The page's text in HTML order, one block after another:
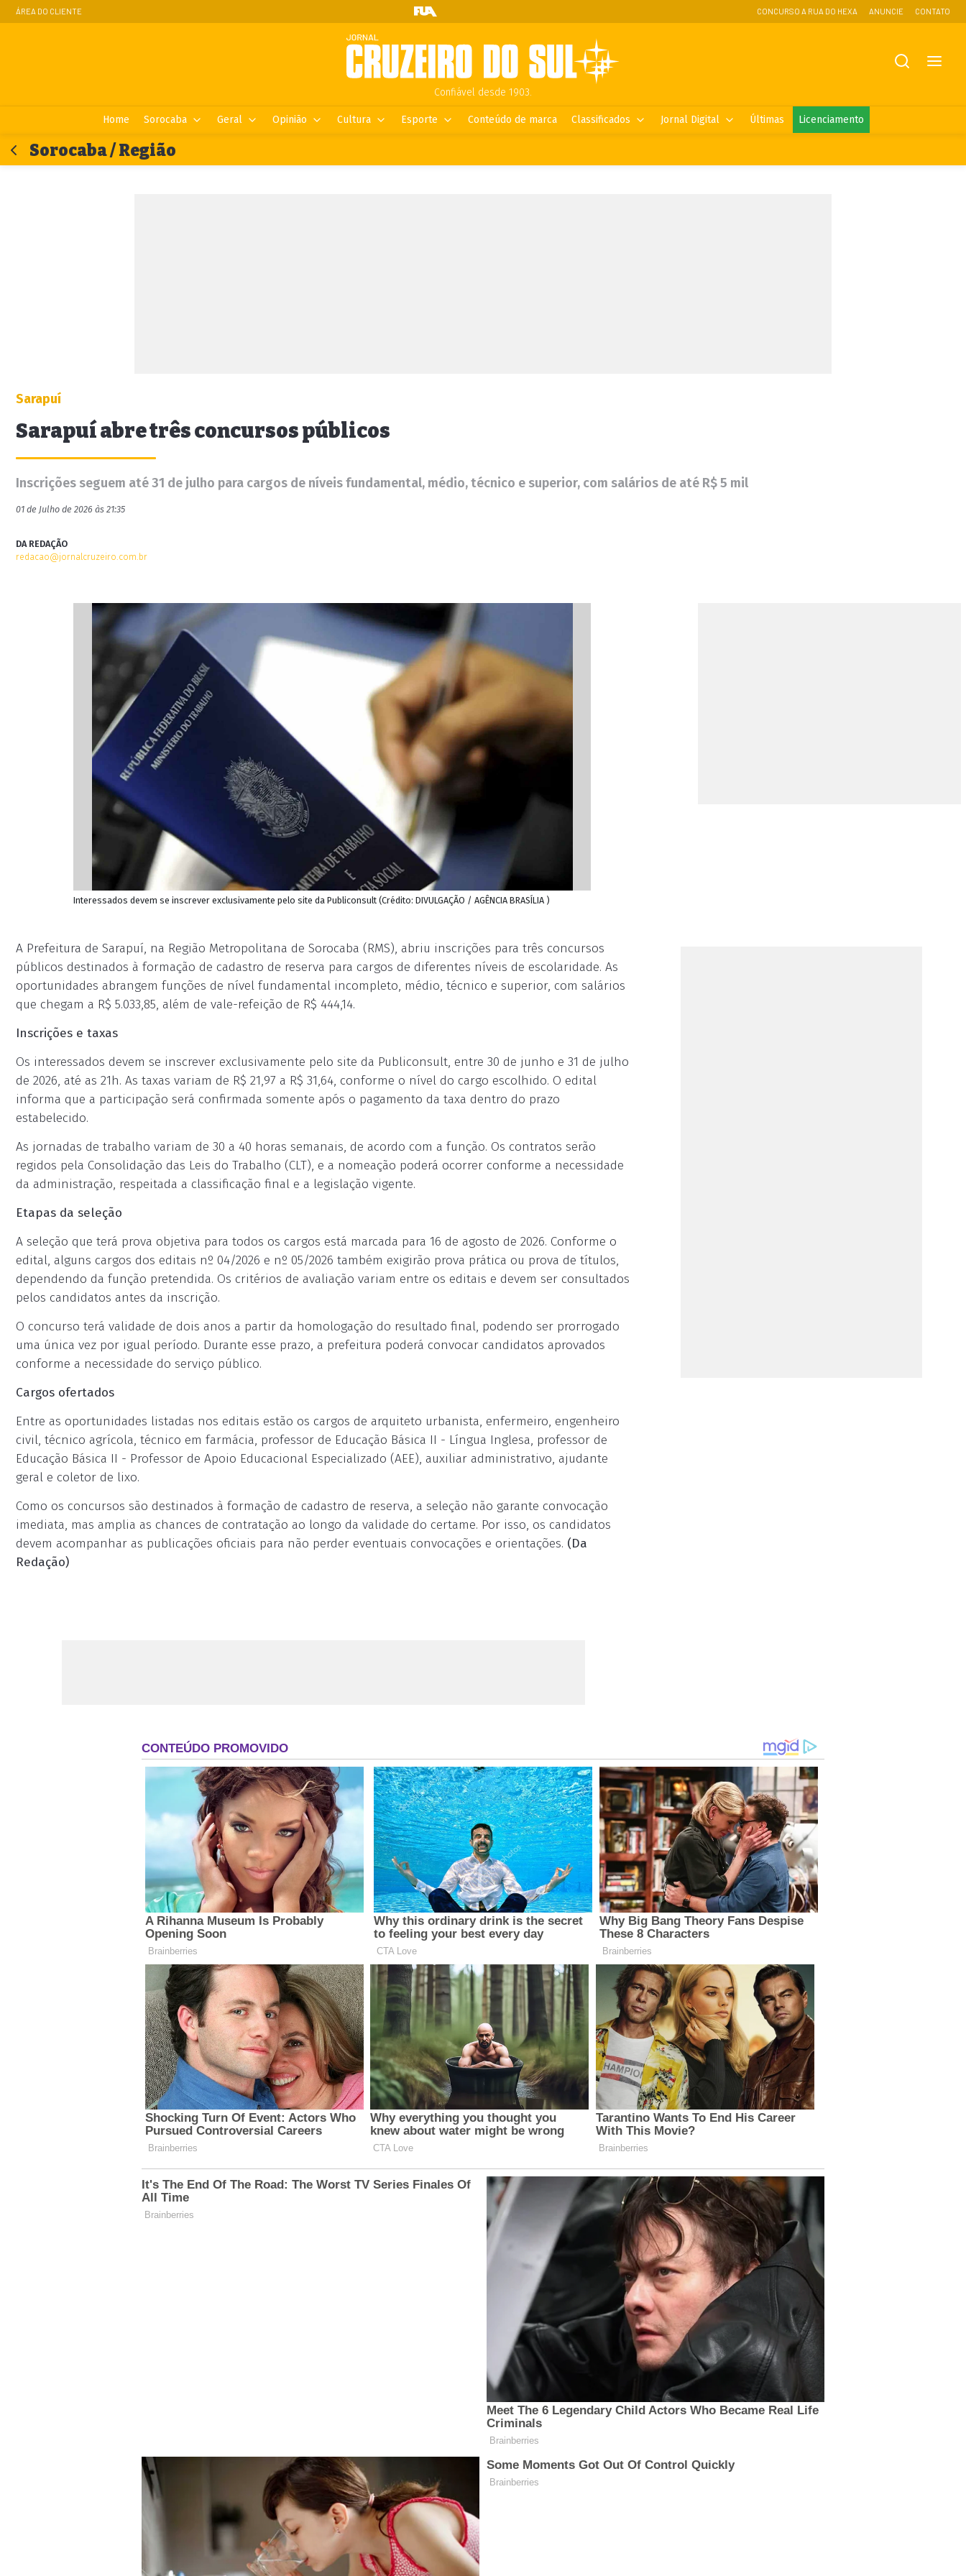
ÁREA DO CLIENTE CONCURSO A RUA DO HEXA ANUNCIE CONTATO
Confiável desde 1903.
Home Sorocaba Geral Opinião Cultura Esporte Conteúdo de marca Classificados Jornal Digital Últimas Licenciamento
Sorocaba / Região
Sarapuí
Sarapuí abre três concursos públicos
Inscrições seguem até 31 de julho para cargos de níveis fundamental, médio, técnico e superior, com salários de até R$ 5 mil
01 de Julho de 2026 às 21:35
DA REDAÇÃO
redacao@jornalcruzeiro.com.br
Interessados devem se inscrever exclusivamente pelo site da Publiconsult (Crédito: DIVULGAÇÃO / AGÊNCIA BRASÍLIA )
A Prefeitura de Sarapuí, na Região Metropolitana de Sorocaba (RMS), abriu inscrições para três concursos
públicos destinados à formação de cadastro de reserva para cargos de diferentes níveis de escolaridade. As
oportunidades abrangem funções de nível fundamental incompleto, médio, técnico e superior, com salários
que chegam a R$ 5.033,85, além de vale-refeição de R$ 444,14.
Inscrições e taxas
Os interessados devem se inscrever exclusivamente pelo site da Publiconsult, entre 30 de junho e 31 de julho
de 2026, até as 21h. As taxas variam de R$ 21,97 a R$ 31,64, conforme o nível do cargo escolhido. O edital
informa que a participação será confirmada somente após o pagamento da taxa dentro do prazo
estabelecido.
As jornadas de trabalho variam de 30 a 40 horas semanais, de acordo com a função. Os contratos serão
regidos pela Consolidação das Leis do Trabalho (CLT), e a nomeação poderá ocorrer conforme a necessidade
da administração, respeitada a classificação final e a legislação vigente.
Etapas da seleção
A seleção que terá prova objetiva para todos os cargos está marcada para 16 de agosto de 2026. Conforme o
edital, alguns cargos dos editais nº 04/2026 e nº 05/2026 também exigirão prova prática ou prova de títulos,
dependendo da função pretendida. Os critérios de avaliação variam entre os editais e devem ser consultados
pelos candidatos antes da inscrição.
O concurso terá validade de dois anos a partir da homologação do resultado final, podendo ser prorrogado
uma única vez por igual período. Durante esse prazo, a prefeitura poderá convocar candidatos aprovados
conforme a necessidade do serviço público.
Cargos ofertados
Entre as oportunidades listadas nos editais estão os cargos de arquiteto urbanista, enfermeiro, engenheiro
civil, técnico agrícola, técnico em farmácia, professor de Educação Básica II - Língua Inglesa, professor de
Educação Básica II - Professor de Apoio Educacional Especializado (AEE), auxiliar administrativo, ajudante
geral e coletor de lixo.
Como os concursos são destinados à formação de cadastro de reserva, a seleção não garante convocação
imediata, mas amplia as chances de contratação ao longo da validade do certame. Por isso, os candidatos
devem acompanhar as publicações oficiais para não perder eventuais convocações e orientações. (Da
Redação)